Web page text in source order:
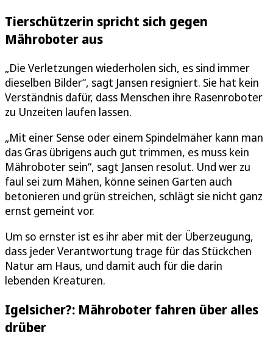
Tierschützerin spricht sich gegen
Mähroboter aus
„Die Verletzungen wiederholen sich, es sind immer
dieselben Bilder“, sagt Jansen resigniert. Sie hat kein
Verständnis dafür, dass Menschen ihre Rasenroboter
zu Unzeiten laufen lassen.
„Mit einer Sense oder einem Spindelmäher kann man
das Gras übrigens auch gut trimmen, es muss kein
Mähroboter sein“, sagt Jansen resolut. Und wer zu
faul sei zum Mähen, könne seinen Garten auch
betonieren und grün streichen, schlägt sie nicht ganz
ernst gemeint vor.
Um so ernster ist es ihr aber mit der Überzeugung,
dass jeder Verantwortung trage für das Stückchen
Natur am Haus, und damit auch für die darin
lebenden Kreaturen.
Igelsicher?: Mähroboter fahren über alles
drüber